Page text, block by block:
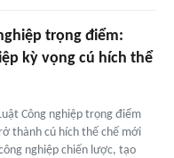
trọng điểm:
kỳ vọng cú hích thể
Công nghiệp trọng điểm
thành cú hích thế chế mới
nghiệp chiến lược, tạo